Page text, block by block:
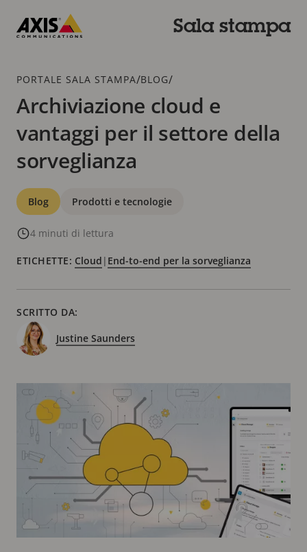
contenuto
Sala stampa
Breadcrumb
PORTALE SALA STAMPA/BLOG/
Archiviazione cloud e
vantaggi per il settore della
sorveglianza
Categorie
Blog Prodotti e tecnologie
4 minuti di lettura
ETICHETTE: Cloud | End-to-end per la sorveglianza
SCRITTO DA:
Justine Saunders